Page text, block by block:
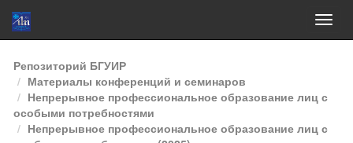
Skip
navigation
Репозиторий БГУИР
Материалы конференций и семинаров
Непрерывное профессиональное образование лиц с
особыми потребностями
Непрерывное профессиональное образование лиц с